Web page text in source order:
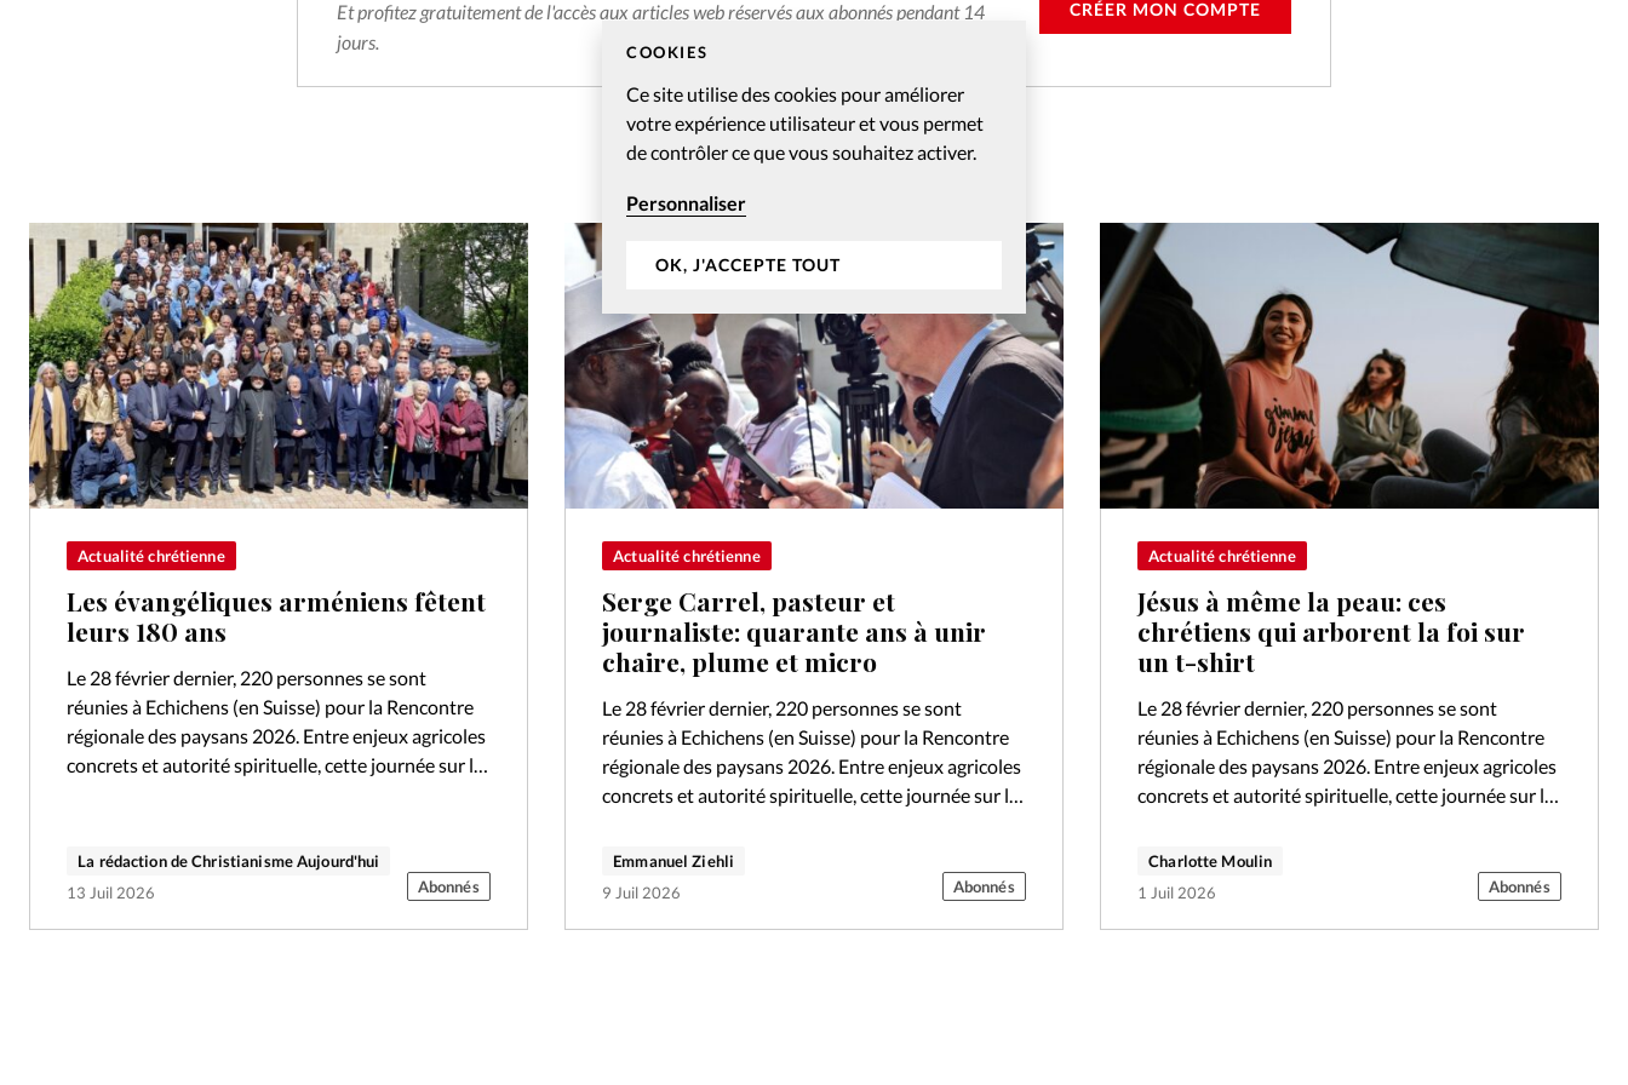
COOKIES
Ce site utilise des cookies pour améliorer
votre expérience utilisateur et vous permet
de contrôler ce que vous souhaitez activer.
Personnaliser
OK, J'ACCEPTE TOUT
Et profitez gratuitement de l'accès aux articles web réservés aux abonnés pendant 14
jours.
CRÉER MON COMPTE
Actualité chrétienne
Les évangéliques arméniens fêtent
leurs 180 ans
Le 28 février dernier, 220 personnes se sont
réunies à Echichens (en Suisse) pour la Rencontre
régionale des paysans 2026. Entre enjeux agricoles
concrets et autorité spirituelle, cette journée sur le
La rédaction de Christianisme Aujourd'hui
13 Juil 2026
Abonnés
Actualité chrétienne
Serge Carrel, pasteur et
journaliste: quarante ans à unir
chaire, plume et micro
Le 28 février dernier, 220 personnes se sont
réunies à Echichens (en Suisse) pour la Rencontre
régionale des paysans 2026. Entre enjeux agricoles
concrets et autorité spirituelle, cette journée sur le
Emmanuel Ziehli
9 Juil 2026
Abonnés
Actualité chrétienne
Jésus à même la peau: ces
chrétiens qui arborent la foi sur
un t-shirt
Le 28 février dernier, 220 personnes se sont
réunies à Echichens (en Suisse) pour la Rencontre
régionale des paysans 2026. Entre enjeux agricoles
concrets et autorité spirituelle, cette journée sur le
Charlotte Moulin
1 Juil 2026
Abonnés